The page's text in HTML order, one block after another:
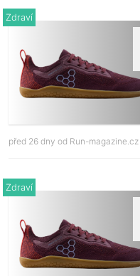
Zdraví
před 26 dny od Run-magazine.cz
Zdraví